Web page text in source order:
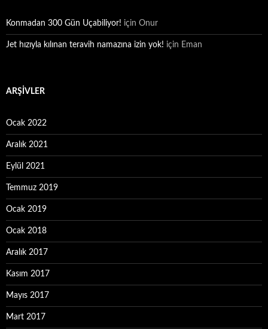
Konmadan 300 Gün Uçabiliyor! için Onur
Jet hızıyla kılınan teravih namazına izin yok! için Eman
ARŞIVLER
Ocak 2022
Aralık 2021
Eylül 2021
Temmuz 2019
Ocak 2019
Ocak 2018
Aralık 2017
Kasım 2017
Mayıs 2017
Mart 2017